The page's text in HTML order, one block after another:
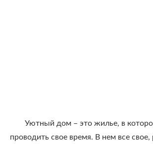
Уютный дом – это жилье, в
проводить свое время. В нем все свое,